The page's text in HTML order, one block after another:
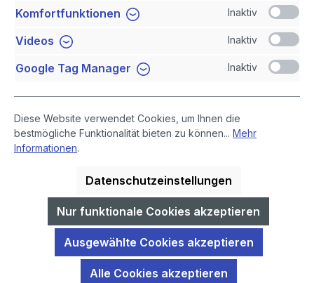
* Alle Preise inklusive gesetzlicher Mehrwertsteuer, zuzüglich
Versandkosten
GIDA-Medien sind ausschließlich für den Unterricht an Schulen
geeignet und bestimmt (§ 60a und § 60b UrhG).
Komfortfunktionen Inaktiv
Videos Inaktiv
Google Tag Manager Inaktiv
Diese Website verwendet Cookies, um Ihnen die
bestmögliche Funktionalität bieten zu können... Mehr
Informationen.
Datenschutzeinstellungen
Nur funktionale Cookies akzeptieren
Ausgewählte Cookies akzeptieren
Alle Cookies akzeptieren